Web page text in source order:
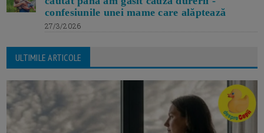
confesiunile unei mame care alăptează
27/3/2026
ULTIMILE ARTICOLE